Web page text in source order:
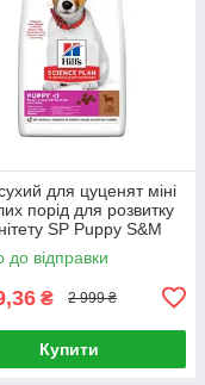
для цуценят міні
порід для розвитку
SP Puppy S&M
Ягня та рис
до відправки
₴ 2 999 ₴
Купити